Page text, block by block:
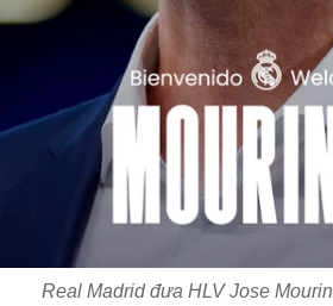
Real Madrid đưa HLV Jose